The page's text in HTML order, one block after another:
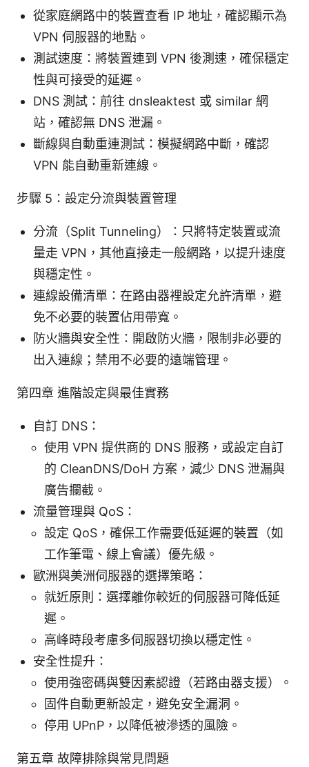
從家庭網路中的裝置查看 IP 地址，確認顯示為
VPN 伺服器的地點。
測試速度：將裝置連到 VPN 後測速，確保穩定
性與可接受的延遲。
DNS 測試：前往 dnsleaktest 或 similar 網
站，確認無 DNS 泄漏。
斷線與自動重連測試：模擬網路中斷，確認
VPN 能自動重新連線。
步驟 5：設定分流與裝置管理
分流（Split Tunneling）：只將特定裝置或流
量走 VPN，其他直接走一般網路，以提升速度
與穩定性。
連線設備清單：在路由器裡設定允許清單，避
免不必要的裝置佔用帶寬。
防火牆與安全性：開啟防火牆，限制非必要的
出入連線；禁用不必要的遠端管理。
第四章 進階設定與最佳實務
自訂 DNS：
使用 VPN 提供商的 DNS 服務，或設定自訂
的 CleanDNS/DoH 方案，減少 DNS 泄漏與
廣告攔截。
流量管理與 QoS：
設定 QoS，確保工作需要低延遲的裝置（如
工作筆電、線上會議）優先級。
歐洲與美洲伺服器的選擇策略：
就近原則：選擇離你較近的伺服器可降低延
遲。
高峰時段考慮多伺服器切換以穩定性。
安全性提升：
使用強密碼與雙因素認證（若路由器支援）。
固件自動更新設定，避免安全漏洞。
停用 UPnP，以降低被滲透的風險。
第五章 故障排除與常見問題